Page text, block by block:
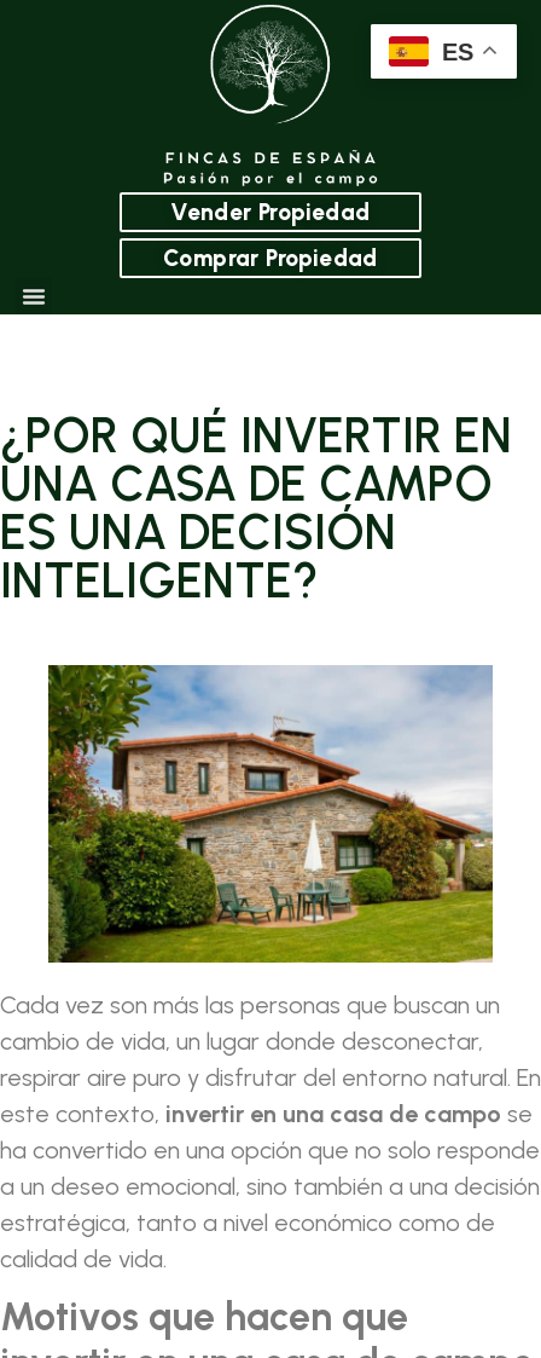
Vender Propiedad
Comprar Propiedad
¿POR QUÉ INVERTIR EN
UNA CASA DE CAMPO
ES UNA DECISIÓN
INTELIGENTE?
Cada vez son más las personas que buscan un
cambio de vida, un lugar donde desconectar,
respirar aire puro y disfrutar del entorno natural. En
este contexto, invertir en una casa de campo se
ha convertido en una opción que no solo responde
a un deseo emocional, sino también a una decisión
estratégica, tanto a nivel económico como de
calidad de vida.
Motivos que hacen que
ES